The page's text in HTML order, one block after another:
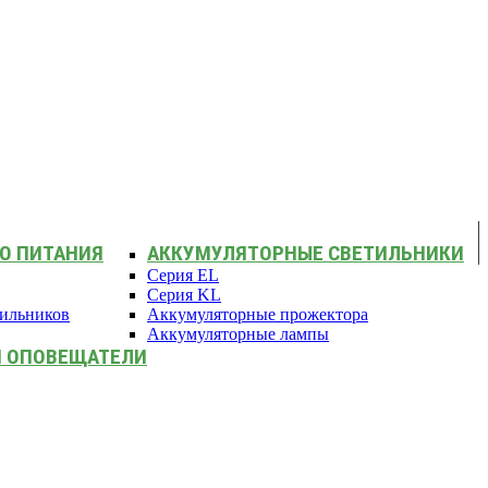
ПИТАНИЯ АККУМУЛЯТОРНЫЕ СВЕТИЛЬНИКИ
Серия EL
Серия KL
Аккумуляторные прожектора
Аккумуляторные лампы
ОПОВЕЩАТЕЛИ